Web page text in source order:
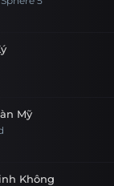
Mỹ
Không